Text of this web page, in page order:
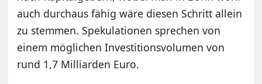
auch durchaus fähig wäre diesen Schritt allein
zu stemmen. Spekulationen sprechen von
einem möglichen Investitionsvolumen von
rund 1,7 Milliarden Euro.